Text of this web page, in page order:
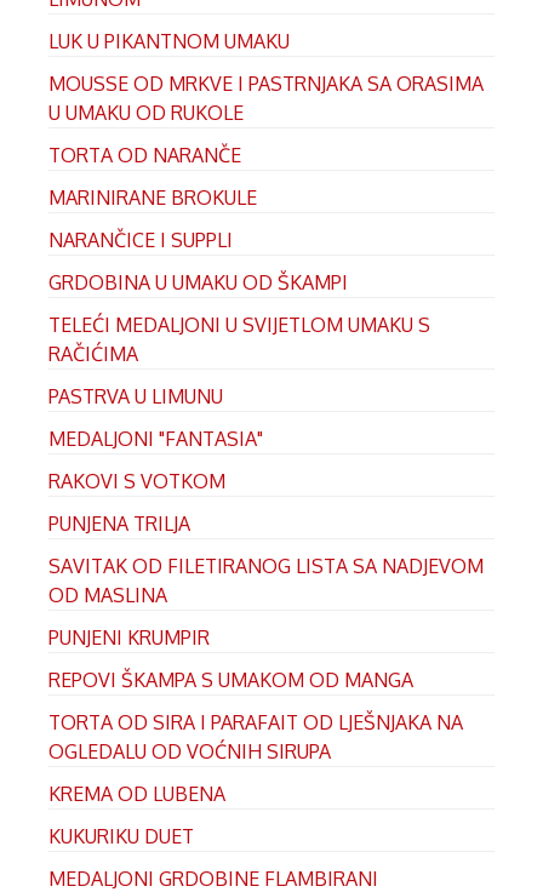
LUK U PIKANTNOM UMAKU
MOUSSE OD MRKVE I PASTRNJAKA SA ORASIMA
U UMAKU OD RUKOLE
TORTA OD NARANČE
MARINIRANE BROKULE
NARANČICE I SUPPLI
GRDOBINA U UMAKU OD ŠKAMPI
TELEĆI MEDALJONI U SVIJETLOM UMAKU S
RAČIĆIMA
PASTRVA U LIMUNU
MEDALJONI "FANTASIA"
RAKOVI S VOTKOM
PUNJENA TRILJA
SAVITAK OD FILETIRANOG LISTA SA NADJEVOM
OD MASLINA
PUNJENI KRUMPIR
REPOVI ŠKAMPA S UMAKOM OD MANGA
TORTA OD SIRA I PARAFAIT OD LJEŠNJAKA NA
OGLEDALU OD VOĆNIH SIRUPA
KREMA OD LUBENA
KUKURIKU DUET
MEDALJONI GRDOBINE FLAMBIRANI